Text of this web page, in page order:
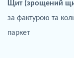
Щит (зрощений
за фактурою та
паркет